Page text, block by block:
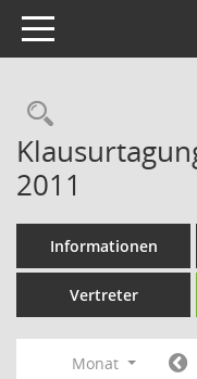
Toggle navigation
2011
Informationen
Vertreter
Monat